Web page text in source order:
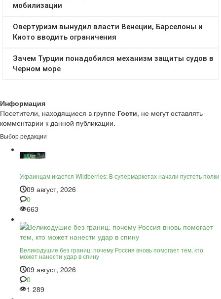
Информация
Посетители, находящиеся в группе Гости, не могут оставлять
комментарии к данной публикации.
Выбор редакции
Украинцам икается Wildberries: В супермаркетах начали пустеть полки
09 август, 2026
0
663
Великодушие без границ: почему Россия вновь помогает тем, кто
может нанести удар в спину
09 август, 2026
0
1 289